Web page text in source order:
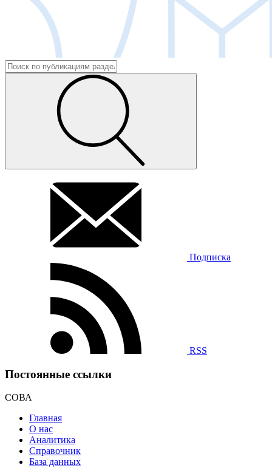
Подписка
RSS
Постоянные ссылки
СОВА
Главная
О нас
Аналитика
Справочник
База данных